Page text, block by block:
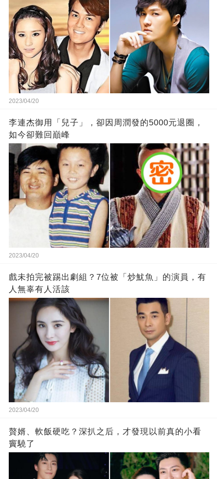
2023/04/20
李連杰御用「兒子」，卻因周潤發的5000元退圈，
如今卻難回巔峰
2023/04/20
戲未拍完被踢出劇組？7位被「炒魷魚」的演員，有
人無辜有人活該
2023/04/20
贅婿、軟飯硬吃？深扒之后，才發現以前真的小看
竇驍了